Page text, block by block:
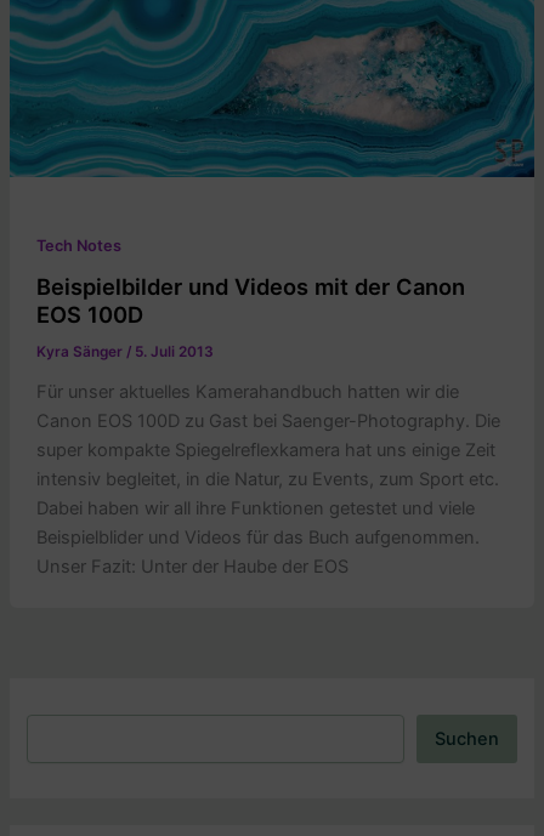
Tech Notes
Beispielbilder und Videos mit der Canon
EOS 100D
Kyra Sänger / 5. Juli 2013
Für unser aktuelles Kamerahandbuch hatten wir die
Canon EOS 100D zu Gast bei Saenger-Photography. Die
super kompakte Spiegelreflexkamera hat uns einige Zeit
intensiv begleitet, in die Natur, zu Events, zum Sport etc.
Dabei haben wir all ihre Funktionen getestet und viele
Beispielblider und Videos für das Buch aufgenommen.
Unser Fazit: Unter der Haube der EOS
Suchen